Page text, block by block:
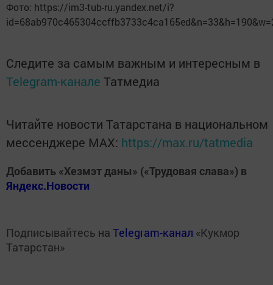
Фото: https://im3-tub-ru.yandex.net/i?
Следите за самым важным и интересным в
Telegram-канале Татмедиа
Читайте новости Татарстана в национальном
мессенджере MАХ: https://max.ru/tatmedia
Добавить «Хезмэт даны» («Трудовая слава») в
Яндекс.Новости
Подписывайтесь на Telegram-канал «Кукмор
Татарстан»